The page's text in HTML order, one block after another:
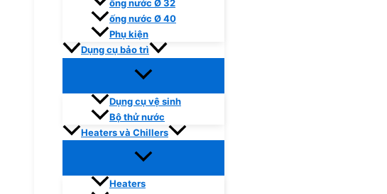
ống nước Ø 32
ống nước Ø 40
Phụ kiện
Dụng cụ bảo trì
Dụng cụ vệ sinh
Bộ thử nước
Heaters và Chillers
Heaters